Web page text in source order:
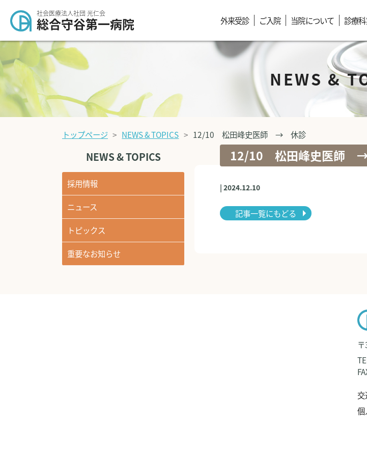
社会医療法人社団 光仁会
総合守谷第一病院 外来受診 ご入院 当院について 診療
NEWS &
トップページ NEWS & TOPICS 12/10 松田峰史医師 → 休診
12/10 松田峰史医師
| 2024.12.10
記事一覧にもどる
NEWS & TOPICS
採用情報
ニュース
トピックス
重要なお知らせ
個